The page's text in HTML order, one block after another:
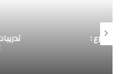
تدريبات إلكترونية
الربط بأدوات